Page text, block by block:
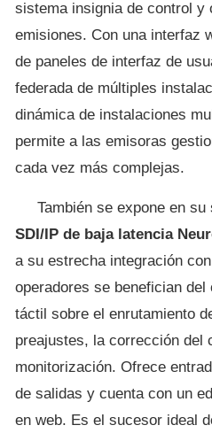
sistema insignia de control y
emisiones. Con una interfaz
de paneles de interfaz de
federada de múltiples
dinámica de instalaciones
permite a las emisoras
cada vez más complejas.
También se expone en su
SDI/IP de baja latencia
a su estrecha integración
operadores se benefician
táctil sobre el enrutamiento
preajustes, la corrección del
monitorización. Ofrece
de salidas y cuenta con un
en web. Es el sucesor ideal